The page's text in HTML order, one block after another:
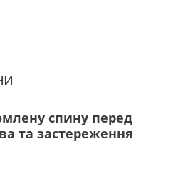
спину перед
та застереження